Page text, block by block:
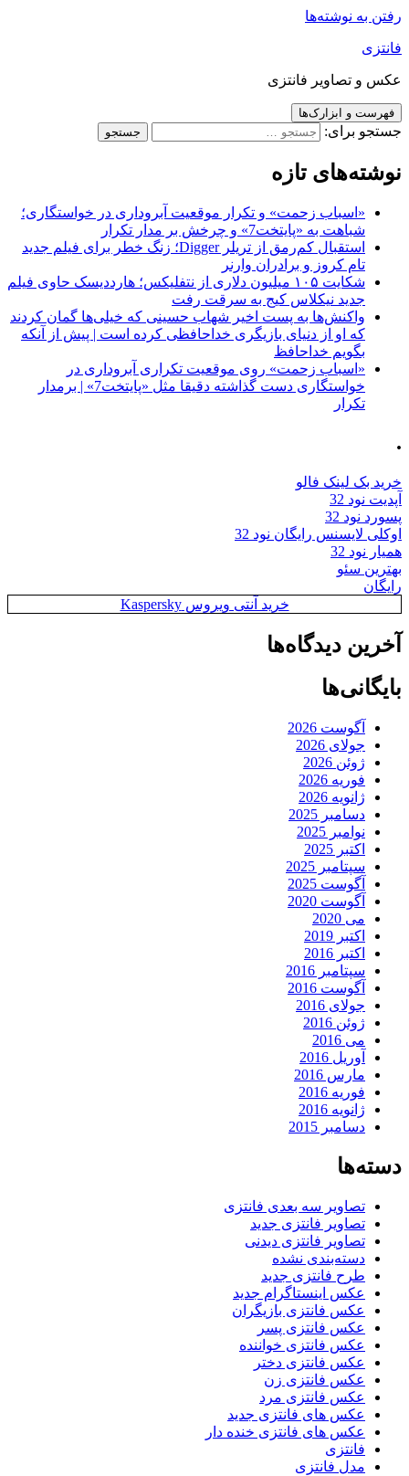
رفتن به نوشته‌ها
فانتزی
عکس و تصاویر فانتزی
فهرست و ابزارک‌ها
جستجو برای:
نوشته‌های تازه
«اسباب زحمت» و تکرار موقعیت آبروداری در خواستگاری؛
شباهت به «پایتخت7» و چرخش بر مدار تکرار
استقبال کم‌رمق از تریلر Digger؛ زنگ خطر برای فیلم جدید
تام کروز و برادران وارنر
شکایت ۱۰۵ میلیون دلاری از نتفلیکس؛ هارددیسک حاوی فیلم
جدید نیکلاس کیج به سرقت رفت
واکنش‌ها به پست اخیر شهاب حسینی که خیلی‌ها گمان کردند
که او از دنیای بازیگری خداحافظی کرده است | پیش از آنکه
بگویم خداحافظ
«اسباب زحمت» روی موقعیت تکراری آبروداری در
خواستگاری دست گذاشته دقیقا مثل «پایتخت7» | برمدار
تکرار
.
خرید بک لینک فالو
آپدیت نود 32
پسورد نود 32
اوکلی لایسنس رایگان نود 32
همیار نود 32
بهترین سئو
رایگان
خرید آنتی ویروس Kaspersky
آخرین دیدگاه‌ها
بایگانی‌ها
آگوست 2026
جولای 2026
ژوئن 2026
فوریه 2026
ژانویه 2026
دسامبر 2025
نوامبر 2025
اکتبر 2025
سپتامبر 2025
آگوست 2025
آگوست 2020
می 2020
اکتبر 2019
اکتبر 2016
سپتامبر 2016
آگوست 2016
جولای 2016
ژوئن 2016
می 2016
آوریل 2016
مارس 2016
فوریه 2016
ژانویه 2016
دسامبر 2015
دسته‌ها
تصاویر سه بعدی فانتزی
تصاویر فانتزی جدید
تصاویر فانتزی دیدنی
دسته‌بندی نشده
طرح فانتزی جدید
عکس اینستاگرام جدید
عکس فانتزی بازیگران
عکس فانتزی پسر
عکس فانتزی خواننده
عکس فانتزی دختر
عکس فانتزی زن
عکس فانتزی مرد
عکس های فانتزی جدید
عکس های فانتزی خنده دار
فانتزی
مدل فانتزی